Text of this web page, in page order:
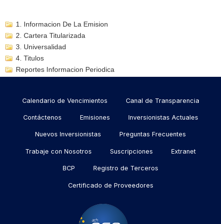
1. Informacion De La Emision
2. Cartera Titularizada
3. Universalidad
4. Titulos
Reportes Informacion Periodica
Menu
footer
Calendario de Vencimientos Canal de Transparencia
Contáctenos Emisiones Inversionistas Actuales
Nuevos Inversionistas Preguntas Frecuentes
Trabaje con Nosotros Suscripciones Extranet
BCP Registro de Terceros
Certificado de Proveedores